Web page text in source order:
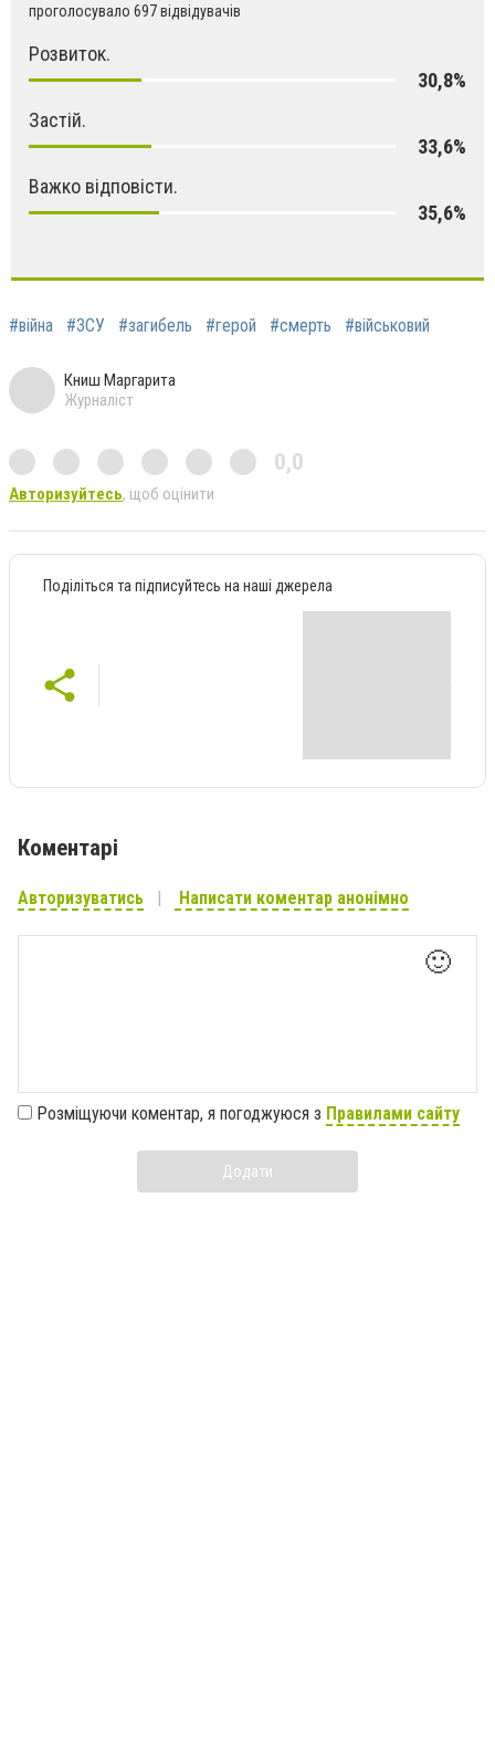
проголосувало 697 відвідувачів
Розвиток.
30,8%
Застій.
33,6%
Важко відповісти.
35,6%
#війна #ЗСУ #загибель #герой #смерть #військовий
Книш Маргарита
Журналіст
0,0
Авторизуйтесь, щоб оцінити
Поділіться та підписуйтесь на наші джерела
Коментарі
Авторизуватись Написати коментар анонімно
🙂
Розміщуючи коментар, я погоджуюся з Правилами сайту
Додати